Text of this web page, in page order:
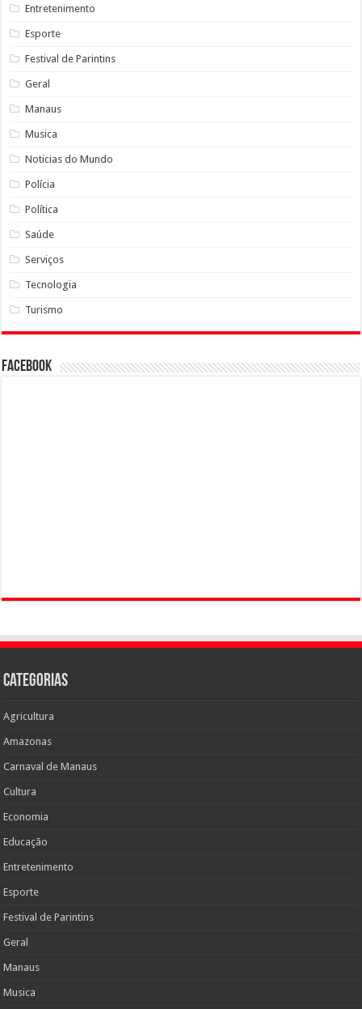
Entretenimento
Esporte
Festival de Parintins
Geral
Manaus
Musica
Noticias do Mundo
Polícia
Política
Saúde
Serviços
Tecnologia
Turismo
Facebook
Categorias
Agricultura
Amazonas
Carnaval de Manaus
Cultura
Economia
Educação
Entretenimento
Esporte
Festival de Parintins
Geral
Manaus
Musica